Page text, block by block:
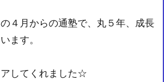
４月からの通塾で、丸５年、成長
ます。
してくれました☆